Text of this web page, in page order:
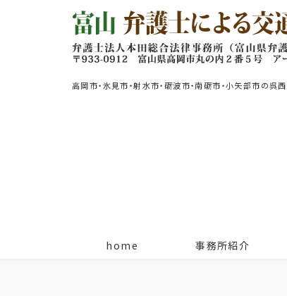
高岡市・氷見市・射水市・砺波市・南砺市・小矢部市の
home 事務所紹介